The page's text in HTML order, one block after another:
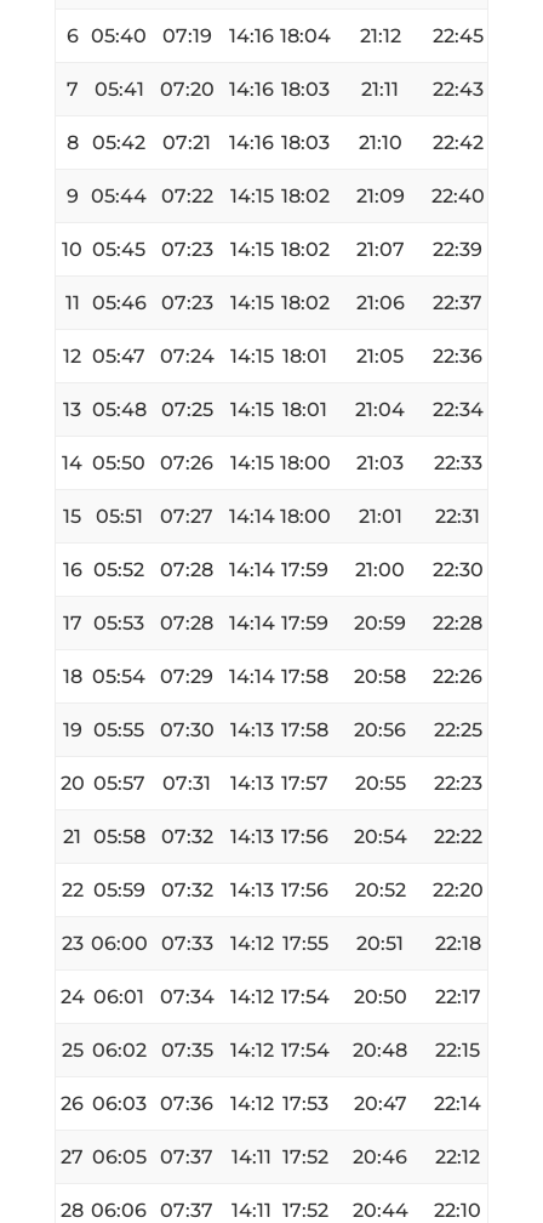
6 05:40 07:19 14:16 18:04 21:12 22:45
7 05:41 07:20 14:16 18:03 21:11 22:43
8 05:42 07:21 14:16 18:03 21:10 22:42
9 05:44 07:22 14:15 18:02 21:09 22:40
10 05:45 07:23 14:15 18:02 21:07 22:39
11 05:46 07:23 14:15 18:02 21:06 22:37
12 05:47 07:24 14:15 18:01 21:05 22:36
13 05:48 07:25 14:15 18:01 21:04 22:34
14 05:50 07:26 14:15 18:00 21:03 22:33
15 05:51 07:27 14:14 18:00 21:01 22:31
16 05:52 07:28 14:14 17:59 21:00 22:30
17 05:53 07:28 14:14 17:59 20:59 22:28
18 05:54 07:29 14:14 17:58 20:58 22:26
19 05:55 07:30 14:13 17:58 20:56 22:25
20 05:57 07:31 14:13 17:57 20:55 22:23
21 05:58 07:32 14:13 17:56 20:54 22:22
22 05:59 07:32 14:13 17:56 20:52 22:20
23 06:00 07:33 14:12 17:55 20:51 22:18
24 06:01 07:34 14:12 17:54 20:50 22:17
25 06:02 07:35 14:12 17:54 20:48 22:15
26 06:03 07:36 14:12 17:53 20:47 22:14
27 06:05 07:37 14:11 17:52 20:46 22:12
28 06:06 07:37 14:11 17:52 20:44 22:10